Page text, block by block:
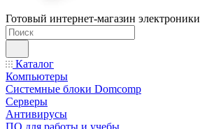
Готовый интернет-магазин электроники
Каталог
Компьютеры
Системные блоки Domcomp
Серверы
Антивирусы
ПО для работы и учебы